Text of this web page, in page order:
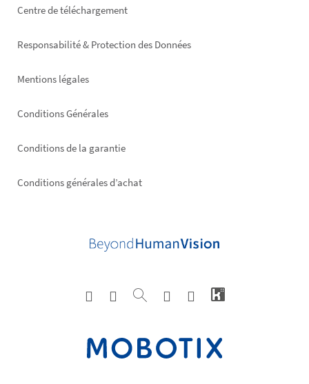
Footer
Centre de téléchargement
Responsabilité & Protection des Données
Mentions légales
Conditions Générales
Conditions de la garantie
Conditions générales d’achat